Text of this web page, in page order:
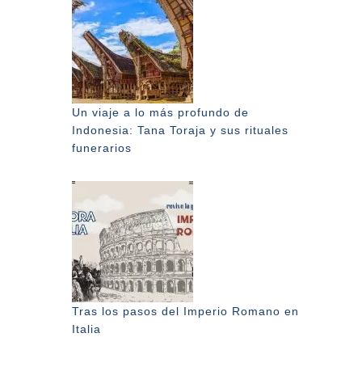
Un viaje a lo más profundo de
Indonesia: Tana Toraja y sus rituales
funerarios
Tras los pasos del Imperio Romano en
Italia